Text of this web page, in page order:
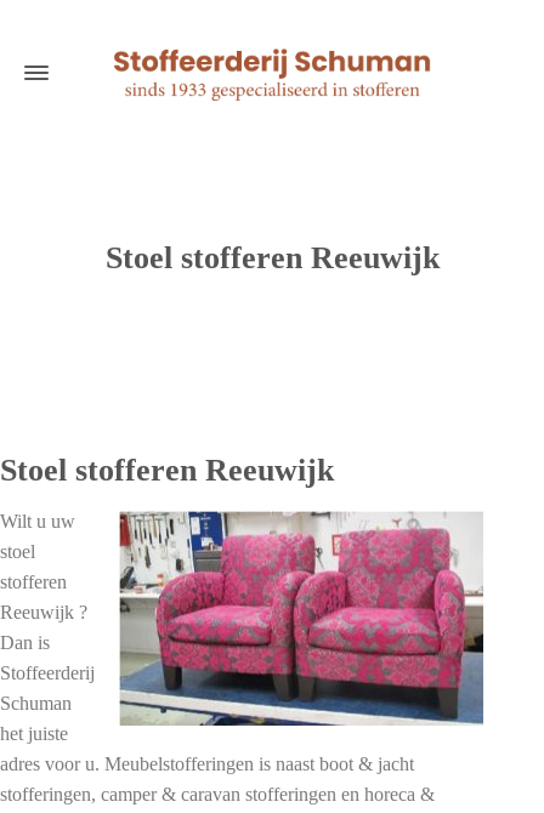
Stoel stofferen Reeuwijk
Stoel stofferen Reeuwijk
Wilt u uw
stoel
stofferen
Reeuwijk ?
Dan is
Stoffeerderij
Schuman
het juiste
adres voor u. Meubelstofferingen is naast boot & jacht
stofferingen, camper & caravan stofferingen en horeca &